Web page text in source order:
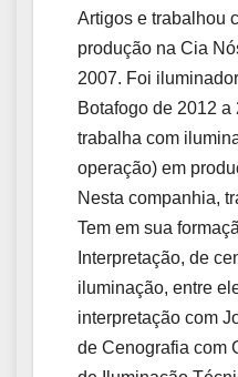
Artigos e trabalhou
produção na Cia
2007. Foi
Botafogo de 2012 a
trabalha com
operação) em
Nesta companhia,
Tem em sua
Interpretação, de
iluminação, entre
interpretação com
de Cenografia com